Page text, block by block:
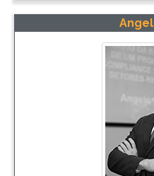
Em instituições financeiras,
atuou de 1994 a 2014.
de Compliance da unidade
Privada” de uma importante